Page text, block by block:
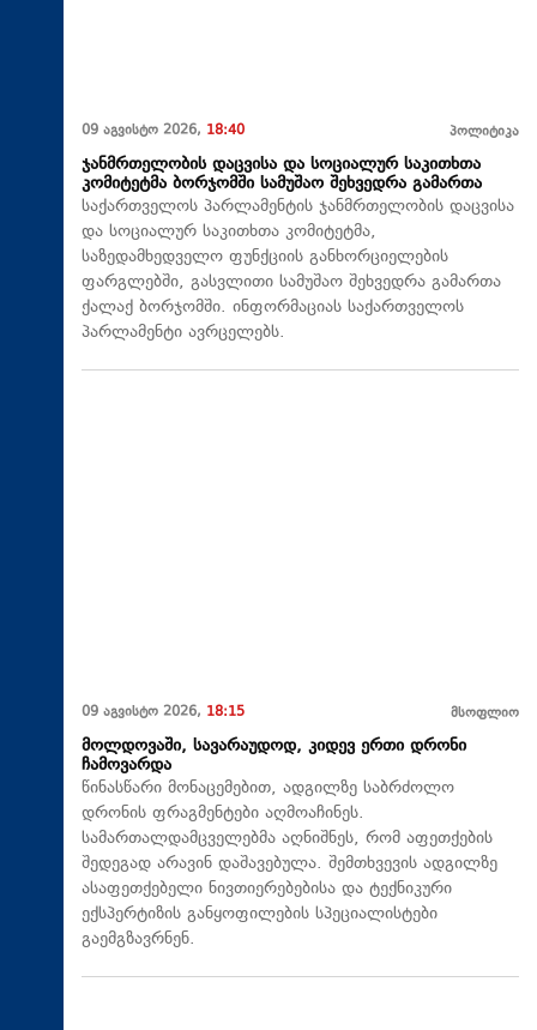
09 აგვისტო 2026, 18:40 პოლიტიკა
ჯანმრთელობის დაცვისა და სოციალურ საკითხთა
კომიტეტმა ბორჯომში სამუშაო შეხვედრა გამართა
საქართველოს პარლამენტის ჯანმრთელობის დაცვისა
და სოციალურ საკითხთა კომიტეტმა,
საზედამხედველო ფუნქციის განხორციელების
ფარგლებში, გასვლითი სამუშაო შეხვედრა გამართა
ქალაქ ბორჯომში. ინფორმაციას საქართველოს
პარლამენტი ავრცელებს.
09 აგვისტო 2026, 18:15 მსოფლიო
მოლდოვაში, სავარაუდოდ, კიდევ ერთი დრონი
ჩამოვარდა
წინასწარი მონაცემებით, ადგილზე საბრძოლო
დრონის ფრაგმენტები აღმოაჩინეს.
სამართალდამცველებმა აღნიშნეს, რომ აფეთქების
შედეგად არავინ დაშავებულა. შემთხვევის ადგილზე
ასაფეთქებელი ნივთიერებებისა და ტექნიკური
ექსპერტიზის განყოფილების სპეციალისტები
გაემგზავრნენ.